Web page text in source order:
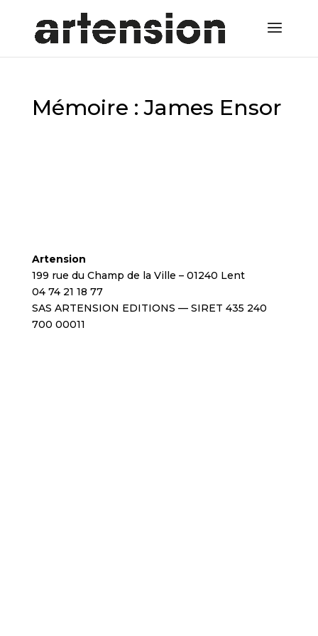
Mémoire : James Ensor
Artension
199 rue du Champ de la Ville – 01240 Lent
04 74 21 18 77
SAS ARTENSION EDITIONS — SIRET 435 240
700 00011